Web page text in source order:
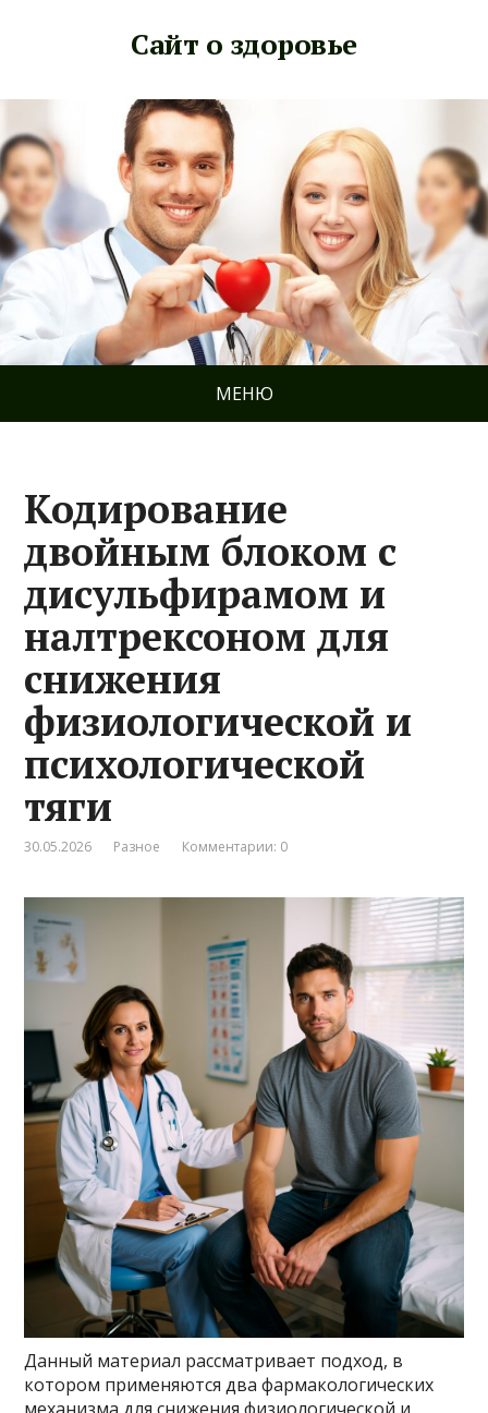
Сайт о здоровье
МЕНЮ
Кодирование
двойным блоком с
дисульфирамом и
налтрексоном для
снижения
физиологической и
психологической
тяги
30.05.2026 Разное Комментарии: 0
Данный материал рассматривает подход, в
котором применяются два фармакологических
механизма для снижения физиологической и